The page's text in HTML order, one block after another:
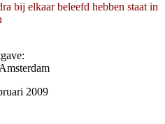
bij elkaar beleefd hebben staat in
2009